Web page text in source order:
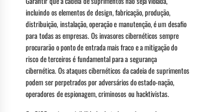
incluindo os elementos de design, fabricação, produção,
distribuição, instalação, operação e manutenção, é um desafio
para todas as empresas. Os invasores cibernéticos sempre
procurarão o ponto de entrada mais fraco e a mitigação do
risco de terceiros é fundamental para a segurança
cibernética. Os ataques cibernéticos da cadeia de suprimentos
podem ser perpetrados por adversários do estado-nação,
operadores de espionagem, criminosos ou hacktivistas.